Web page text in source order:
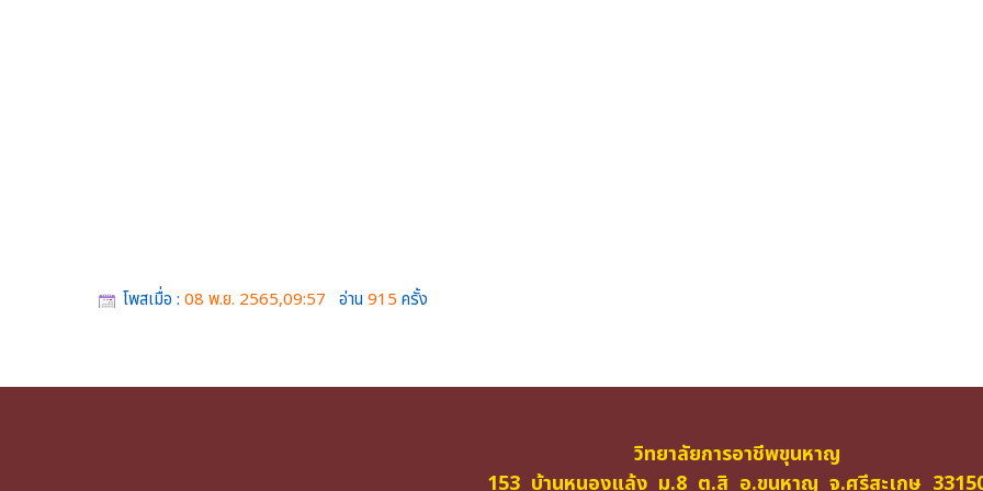
โพสเมื่อ : 08 พ.ย. 2565,09:57 อ่าน 915 ครั้ง
วิทยาลัยการอาชีพขุนหาญ
153 บ้านหนองแล้ง ม.8 ต.สิ อ.ขุนหาญ จ.ศรีสะเกษ